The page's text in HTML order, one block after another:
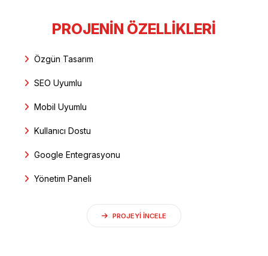
PROJENIN ÖZELLIKLERI
Özgün Tasarım
SEO Uyumlu
Mobil Uyumlu
Kullanıcı Dostu
Google Entegrasyonu
Yönetim Paneli
PROJEYI INCELE